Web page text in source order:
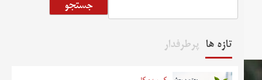
جستجو
تازه ها پرطرفدار